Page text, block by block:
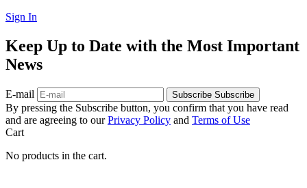
Sign In
Keep Up to Date with the Most Important
News
E-mail Subscribe Subscribe
By pressing the Subscribe button, you confirm that you have read
and are agreeing to ourPrivacy Policy and Terms of Use
Cart
No products in the cart.